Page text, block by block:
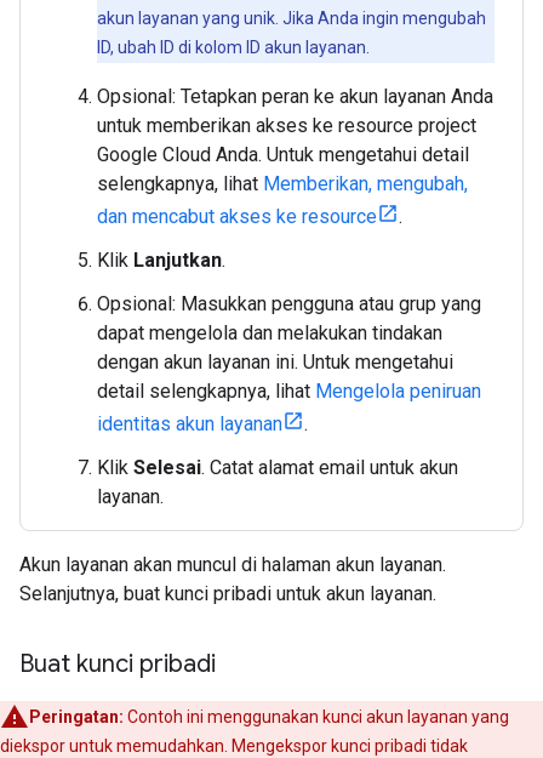
akun layanan yang unik. Jika Anda ingin mengubah
ID, ubah ID di kolom ID akun layanan.
Opsional: Tetapkan peran ke akun layanan Anda
untuk memberikan akses ke resource project
Google Cloud Anda. Untuk mengetahui detail
selengkapnya, lihat Memberikan, mengubah,
dan mencabut akses ke resource
.
Klik Lanjutkan.
Opsional: Masukkan pengguna atau grup yang
dapat mengelola dan melakukan tindakan
dengan akun layanan ini. Untuk mengetahui
detail selengkapnya, lihat Mengelola peniruan
identitas akun layanan
.
Klik Selesai. Catat alamat email untuk akun
layanan.
Akun layanan akan muncul di halaman akun layanan.
Selanjutnya, buat kunci pribadi untuk akun layanan.
Buat kunci pribadi
Peringatan: Contoh ini menggunakan kunci akun layanan yang
diekspor untuk memudahkan. Mengekspor kunci pribadi tidak